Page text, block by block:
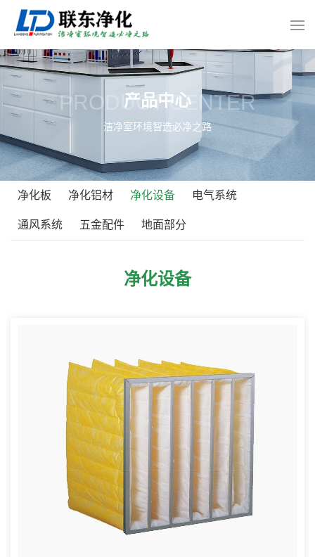
PRODUCT CENTER
产品中心
洁净室环境智造必净之路
净化板 净化铝材 净化设备 电气系统
通风系统 五金配件 地面部分
净化设备